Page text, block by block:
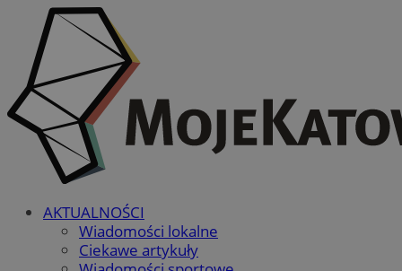
AKTUALNOŚCI
Wiadomości lokalne
Ciekawe artykuły